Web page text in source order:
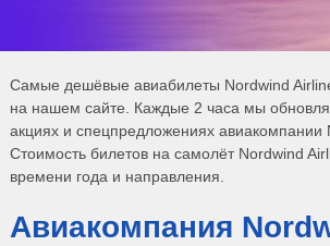
Самые дешёвые авиабилеты Nordwind
на нашем сайте. Каждые 2 часа мы
акциях и спецпредложениях авиакомпании
Стоимость билетов на самолёт Nordwind
времени года и направления.
Авиакомпания